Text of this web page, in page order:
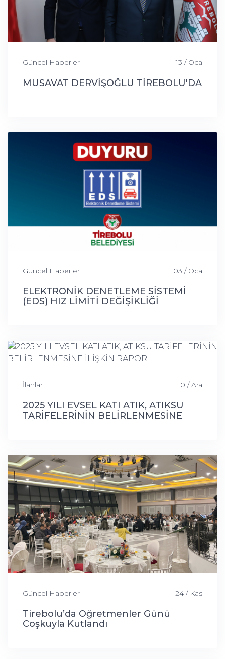
Güncel Haberler 13 / Oca
MÜSAVAT DERVİŞOĞLU TİREBOLU'DA
Güncel Haberler 03 / Oca
ELEKTRONİK DENETLEME SİSTEMİ
(EDS) HIZ LİMİTİ DEĞİŞİKLİĞİ
İlanlar 10 / Ara
2025 YILI EVSEL KATI ATIK, ATIKSU
TARİFELERİNİN BELİRLENMESİNE
Güncel Haberler 24 / Kas
Tirebolu’da Öğretmenler Günü
Coşkuyla Kutlandı